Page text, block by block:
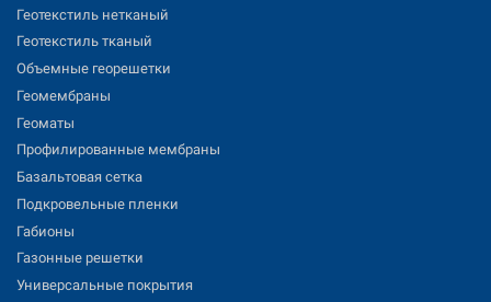
Геотекстиль нетканый
Геотекстиль тканый
Объемные георешетки
Геомембраны
Геоматы
Профилированные мембраны
Базальтовая сетка
Подкровельные пленки
Габионы
Газонные решетки
Универсальные покрытия